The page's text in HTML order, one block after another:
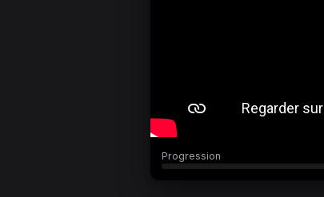
Progression